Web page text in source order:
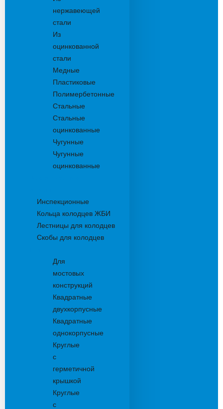
нержавеющей
стали
Из
оцинкованной
стали
Медные
Пластиковые
Полимербетонные
Стальные
Стальные
оцинкованные
Чугунные
Чугунные
оцинкованные
Инспекционные
Кольца колодцев ЖБИ
Лестницы для колодцев
Скобы для колодцев
Для
мостовых
конструкций
Квадратные
двухкорпусные
Квадратные
однокорпусные
Круглые
с
герметичной
крышкой
Круглые
с